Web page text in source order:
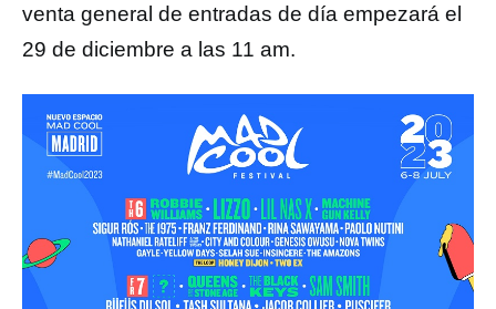
venta general de entradas de día empezará el
29 de diciembre a las 11 am.